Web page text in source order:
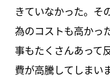
きていなかった。そ
為のコストも高かっ
事もたくさんあって
費が高騰してしまい